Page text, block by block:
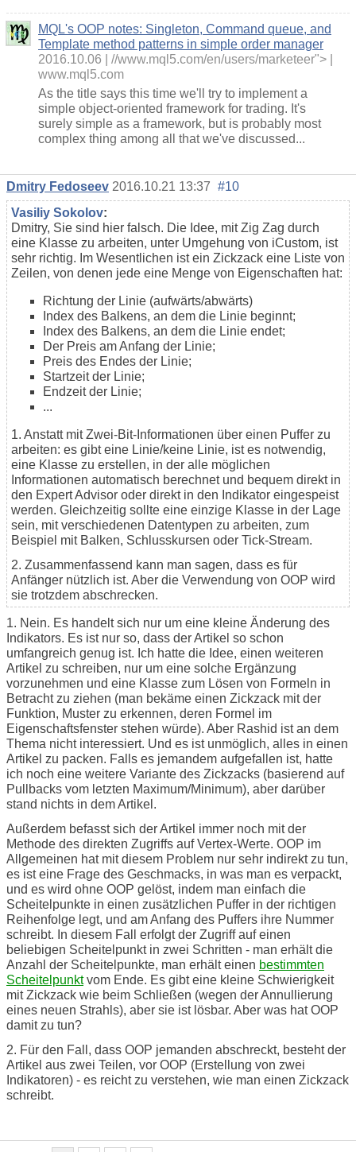
MQL's OOP notes: Singleton, Command queue, and
Template method patterns in simple order manager
2016.10.06
//www.mql5.com/en/users/marketeer">
www.mql5.com
As the title says this time we'll try to implement a
simple object-oriented framework for trading. It's
surely simple as a framework, but is probably most
complex thing among all that we've discussed...
Dmitry Fedoseev 2016.10.21 13:37 #10
Vasiliy Sokolov:
Dmitry, Sie sind hier falsch. Die Idee, mit Zig Zag durch
eine Klasse zu arbeiten, unter Umgehung von iCustom, ist
sehr richtig. Im Wesentlichen ist ein Zickzack eine Liste von
Zeilen, von denen jede eine Menge von Eigenschaften hat:
Richtung der Linie (aufwärts/abwärts)
Index des Balkens, an dem die Linie beginnt;
Index des Balkens, an dem die Linie endet;
Der Preis am Anfang der Linie;
Preis des Endes der Linie;
Startzeit der Linie;
Endzeit der Linie;
...
1. Anstatt mit Zwei-Bit-Informationen über einen Puffer zu
arbeiten: es gibt eine Linie/keine Linie, ist es notwendig,
eine Klasse zu erstellen, in der alle möglichen
Informationen automatisch berechnet und bequem direkt in
den Expert Advisor oder direkt in den Indikator eingespeist
werden. Gleichzeitig sollte eine einzige Klasse in der Lage
sein, mit verschiedenen Datentypen zu arbeiten, zum
Beispiel mit Balken, Schlusskursen oder Tick-Stream.
2. Zusammenfassend kann man sagen, dass es für
Anfänger nützlich ist. Aber die Verwendung von OOP wird
sie trotzdem abschrecken.
1. Nein. Es handelt sich nur um eine kleine Änderung des
Indikators. Es ist nur so, dass der Artikel so schon
umfangreich genug ist. Ich hatte die Idee, einen weiteren
Artikel zu schreiben, nur um eine solche Ergänzung
vorzunehmen und eine Klasse zum Lösen von Formeln in
Betracht zu ziehen (man bekäme einen Zickzack mit der
Funktion, Muster zu erkennen, deren Formel im
Eigenschaftsfenster stehen würde). Aber Rashid ist an dem
Thema nicht interessiert. Und es ist unmöglich, alles in einen
Artikel zu packen. Falls es jemandem aufgefallen ist, hatte
ich noch eine weitere Variante des Zickzacks (basierend auf
Pullbacks vom letzten Maximum/Minimum), aber darüber
stand nichts in dem Artikel.
Außerdem befasst sich der Artikel immer noch mit der
Methode des direkten Zugriffs auf Vertex-Werte. OOP im
Allgemeinen hat mit diesem Problem nur sehr indirekt zu tun,
es ist eine Frage des Geschmacks, in was man es verpackt,
und es wird ohne OOP gelöst, indem man einfach die
Scheitelpunkte in einen zusätzlichen Puffer in der richtigen
Reihenfolge legt, und am Anfang des Puffers ihre Nummer
schreibt. In diesem Fall erfolgt der Zugriff auf einen
beliebigen Scheitelpunkt in zwei Schritten - man erhält die
Anzahl der Scheitelpunkte, man erhält einen bestimmten
Scheitelpunktvom Ende. Es gibt eine kleine Schwierigkeit
mit Zickzack wie beim Schließen (wegen der Annullierung
eines neuen Strahls), aber sie ist lösbar. Aber was hat OOP
damit zu tun?
2. Für den Fall, dass OOP jemanden abschreckt, besteht der
Artikel aus zwei Teilen, vor OOP (Erstellung von zwei
Indikatoren) - es reicht zu verstehen, wie man einen Zickzack
schreibt.